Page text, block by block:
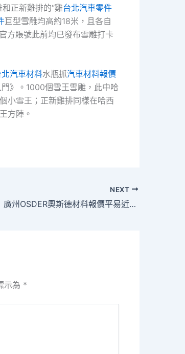
正新雞排的“雞台北汽車零件
巨型雪雕均高約18米，且各自
方賬號此前均已發布雪雕打卡
北汽車材料水瓶抓汽車材料報價
》。1000個雪王雪雕，此中哈
小雪王；正新雞排同樣在哈西
方陣。
NEXT
廣州OSDER奧斯德材料報價平易近政：錨定標高尋求，讓平易近生更熱
示為 *